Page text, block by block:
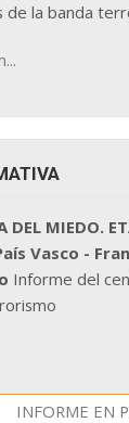
de la banda
DEL MIEDO.
Vasco -
Informe del
INFORME EN